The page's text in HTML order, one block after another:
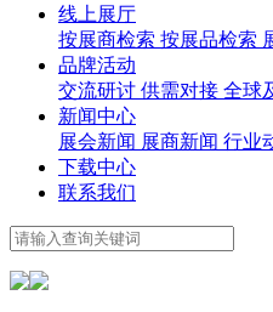
线上展厅
按展商检索 按展品检索
品牌活动
交流研讨 供需对接 全球
新闻中心
展会新闻 展商新闻 行业
下载中心
联系我们